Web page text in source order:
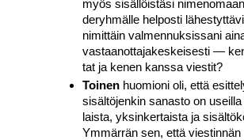
myös sisäl­löis­tä­si
de­ryh­mäl­le hel­pos­ti
nimit­täin val­men­nuk­sis­sa­ni
vas­taa­not­ta­ja­kes­kei­ses­ti —
tat ja kenen kans­sa vies­tit?
Toi­nen huo­mio­ni oli, että
sisäl­tö­jen­kin sanas­to on
lais­ta, yksin­ker­tais­ta ja
Ymmär­rän sen, että vies­tin­nän